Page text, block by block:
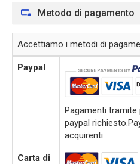
Metodo di pagamento
Accettiamo i metodi di
Paypal
Pagamenti tramite
paypal
acquirenti.
Carta di